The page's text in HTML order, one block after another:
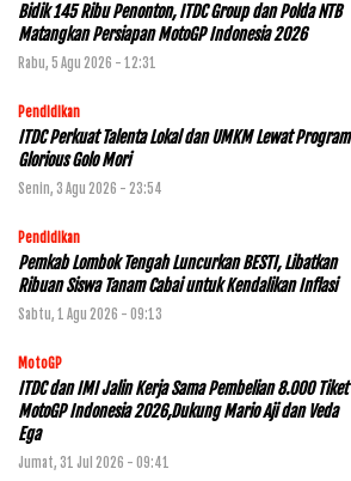
Bidik 145 Ribu Penonton, ITDC Group dan Polda NTB
Matangkan Persiapan MotoGP Indonesia 2026
Rabu, 5 Agu 2026 - 12:31
Pendidikan
ITDC Perkuat Talenta Lokal dan UMKM Lewat Program
Glorious Golo Mori
Senin, 3 Agu 2026 - 23:54
Pendidikan
Pemkab Lombok Tengah Luncurkan BESTI, Libatkan
Ribuan Siswa Tanam Cabai untuk Kendalikan Inflasi
Sabtu, 1 Agu 2026 - 09:13
MotoGP
ITDC dan IMI Jalin Kerja Sama Pembelian 8.000 Tiket
MotoGP Indonesia 2026,Dukung Mario Aji dan Veda
Ega
Jumat, 31 Jul 2026 - 09:41